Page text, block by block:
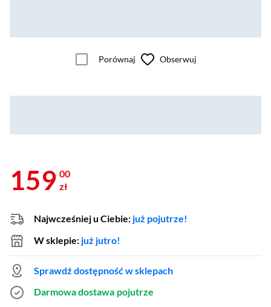
Porównaj Obserwuj
159 00
zł
Najwcześniej u Ciebie: już pojutrze!
W sklepie: już jutro!
Sprawdź dostępność w sklepach
Darmowa dostawa pojutrze